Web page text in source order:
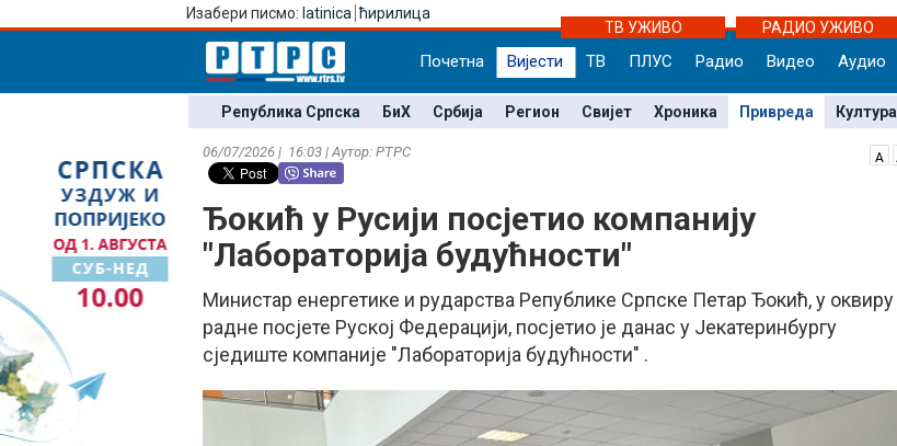
Изабери писмо: latinica ћирилица
ТВ УЖИВО
РАДИО УЖИВО
Почетна Вијести ТВ ПЛУС Радио Видео Аудио
Република Српска БиХ Србија Регион Свијет Хроника Привреда Култура
06/07/2026 | 16:03 | Аутор: РТРС
Ђокић у Русији посјетио компанију
"Лабораторија будућности"
Министар енергетике и рударства Републике Српске Петар Ђокић, у оквиру
радне посјете Руској Федерацији, посјетио је данас у Јекатеринбургу
сједиште компаније "Лабораторија будућности" .